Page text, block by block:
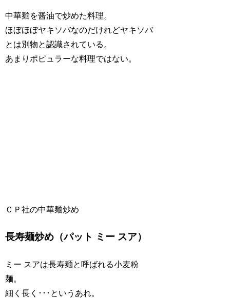
中華麺を醤油で炒めた料理。
ほぼほぼヤキソバなのだけれどヤキソバ
とは別物と認識されている。
あまりポピュラーな料理ではない。
ＣＰ社の中華麺炒め
長寿麺炒め（パット ミー スア）
ミー スアは長寿麺と呼ばれる小麦粉
麺。
細く長く･･･というあれ。